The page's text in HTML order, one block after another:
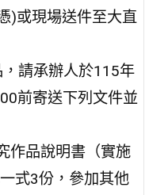
)或現場送件至大直
請承辦人於115年
前寄送下列文件並
作品說明書（實施
式3份，參加其他